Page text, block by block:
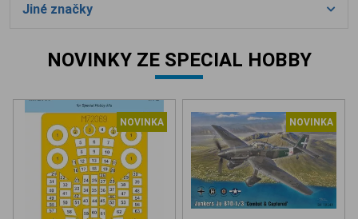
Jiné značky
NOVINKY ZE SPECIAL HOBBY
NOVINKA NOVINKA